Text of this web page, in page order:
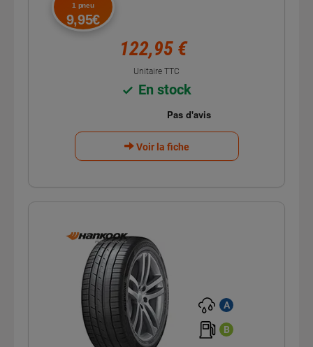
1 pneu
9,95€
122,95 €
Unitaire TTC
En stock
Voir la fiche
A
B